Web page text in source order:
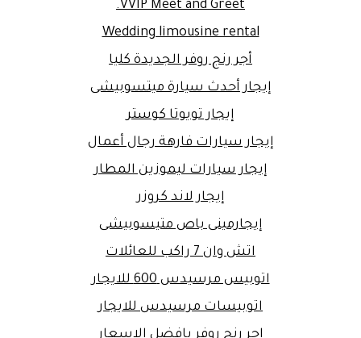
VVIP Meet and Greet.
Wedding limousine rental
أجر رنج روفر الجديدة كليا
إيجار أحدث سيارة ميتسوبيشى
إيجار تويوتا كوستر
إيجار سيارات فارهة رجال أعمال
إيجار سيارات ليموزين المطار
إيجار لاند كروزر
إيجارمينى باص متيسوبيشى
اتش وان 7 راكب للعائلات
اتوبيس مرسيدس 600 للايجار
اتوبيسات مرسيدس للايجار
اجر رنج روفر بافضل الاسعار